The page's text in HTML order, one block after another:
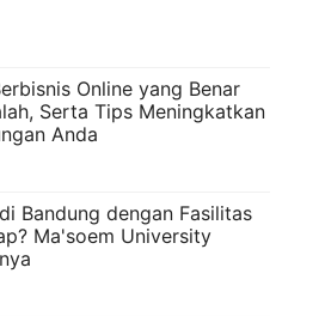
Online yang Benar
Serta Tips Meningkatkan
Anda
Bandung dengan Fasilitas
Ma'soem University